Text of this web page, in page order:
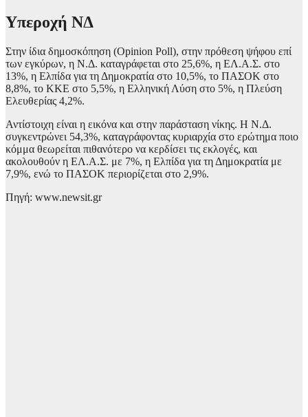
Υπεροχή ΝΔ
Στην ίδια δημοσκόπηση (Opinion Poll), στην πρόθεση ψήφου επί
των εγκύρων, η Ν.Δ. καταγράφεται στο 25,6%, η ΕΛ.Α.Σ. στο
13%, η Ελπίδα για τη Δημοκρατία στο 10,5%, το ΠΑΣΟΚ στο
8,8%, το ΚΚΕ στο 5,5%, η Ελληνική Λύση στο 5%, η Πλεύση
Ελευθερίας 4,2%.
Αντίστοιχη είναι η εικόνα και στην παράσταση νίκης. Η Ν.Δ.
συγκεντρώνει 54,3%, καταγράφοντας κυριαρχία στο ερώτημα ποιο
κόμμα θεωρείται πιθανότερο να κερδίσει τις εκλογές, και
ακολουθούν η ΕΛ.Α.Σ. με 7%, η Ελπίδα για τη Δημοκρατία με
7,9%, ενώ το ΠΑΣΟΚ περιορίζεται στο 2,9%.
Πηγή: www.newsit.gr